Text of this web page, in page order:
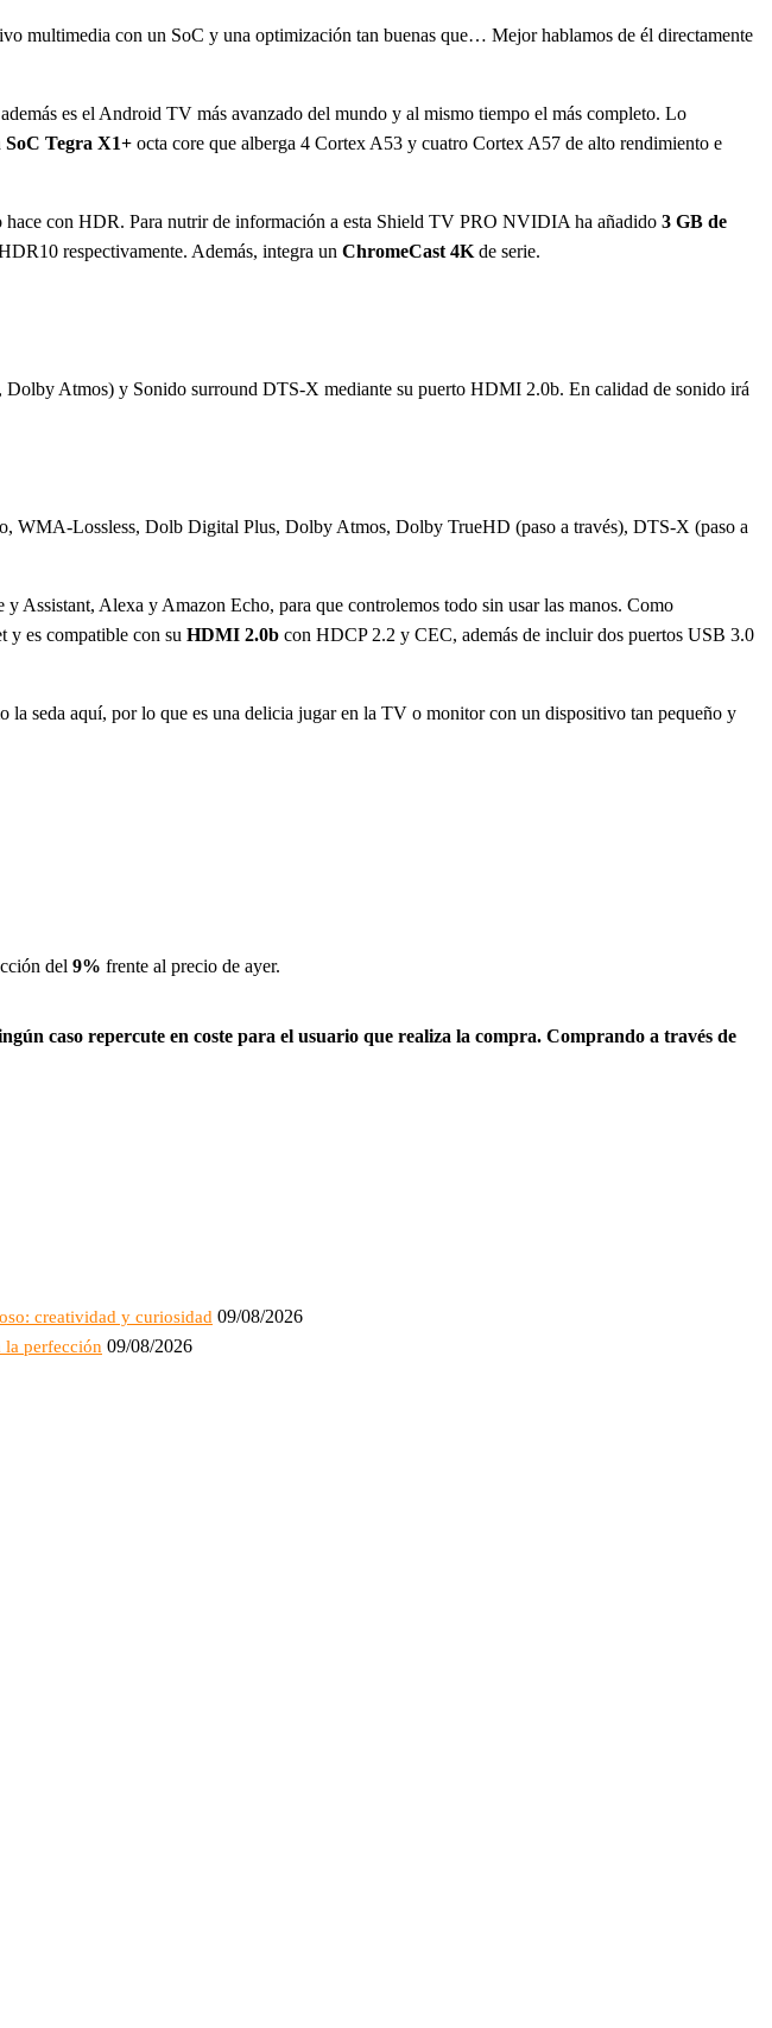
multimedia con un SoC y una optimización tan buenas que… Mejor hablamos de él directamente
es el Android TV más avanzado del mundo y al mismo tiempo el más completo. Lo
SoC Tegra X1+ octa core que alberga 4 Cortex A53 y cuatro Cortex A57 de alto rendimiento e
con HDR. Para nutrir de información a esta Shield TV PRO NVIDIA ha añadido 3 GB de
respectivamente. Además, integra un ChromeCast 4K de serie.
Atmos) y Sonido surround DTS-X mediante su puerto HDMI 2.0b. En calidad de sonido irá
Lossless, Dolb Digital Plus, Dolby Atmos, Dolby TrueHD (paso a través), DTS-X (paso a
Assistant, Alexa y Amazon Echo, para que controlemos todo sin usar las manos. Como
es compatible con su HDMI 2.0b con HDCP 2.2 y CEC, además de incluir dos puertos USB 3.0
seda aquí, por lo que es una delicia jugar en la TV o monitor con un dispositivo tan pequeño y
del 9% frente al precio de ayer.
caso repercute en coste para el usuario que realiza la compra. Comprando a través de
creatividad y curiosidad 09/08/2026
la perfección 09/08/2026